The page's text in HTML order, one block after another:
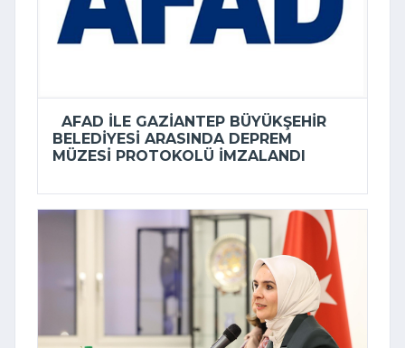
AFAD ILE GAZIANTEP BÜYÜKŞEHIR
BELEDIYESI ARASINDA DEPREM
MÜZESI PROTOKOLÜ IMZALANDI